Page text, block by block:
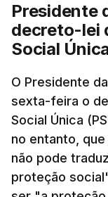
Presidente
decreto-lei
Social
O Presidente
sexta-feira o
Social Única
no entanto,
não pode
proteção